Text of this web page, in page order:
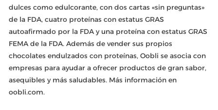
dulces como edulcorante, con dos cartas «sin preguntas»
de la FDA, cuatro proteínas con estatus GRAS
autoafirmado por la FDA y una proteína con estatus GRAS
FEMA de la FDA. Además de vender sus propios
chocolates endulzados con proteínas, Oobli se asocia con
empresas para ayudar a ofrecer productos de gran sabor,
asequibles y más saludables. Más información en
oobli.com.